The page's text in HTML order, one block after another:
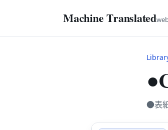
Machine Translated
●表